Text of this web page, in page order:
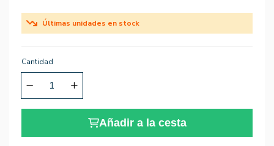
Últimas unidades en stock
Cantidad
Añadir a la cesta